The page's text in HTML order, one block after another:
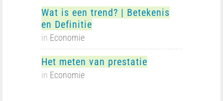
Wat is een trend? | Betekenis
en Definitie
in Economie
Het meten van prestatie
in Economie